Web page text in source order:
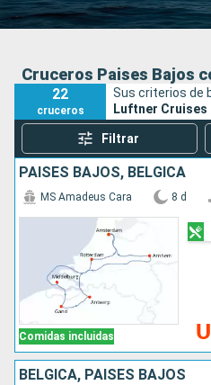
Puertos
Cruceros Paises Bajos
22
cruceros
Sus criterios de
Luftner Cruises
Filtrar
PAISES BAJOS, BÉLGICA
Comidas incluidas
MS Amadeus Cara 8 d
BÉLGICA, PAISES BAJOS